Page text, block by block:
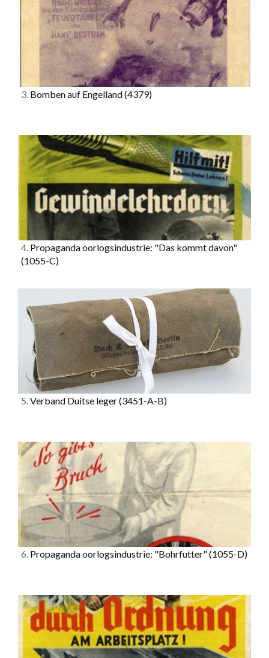
3. Bomben auf Engelland(4379)
4. Propaganda oorlogsindustrie: "Das kommt davon"
(1055-C)
5.Verband Duitse leger(3451-A-B)
6. Propaganda oorlogsindustrie: "Bohrfutter"(1055-D)